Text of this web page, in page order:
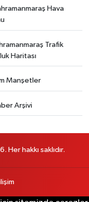
Hava
Trafik
Haritası
Manşetler
Arşivi
hakkı saklıdır.